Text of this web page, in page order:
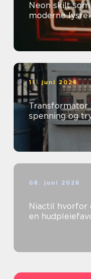
Neon skilt
moderne
11. juni 2026
Transformator nøkkelen til riktig
spenning og
08. juni 2026
Niactil hvorfor denne gelkremen har blitt
en